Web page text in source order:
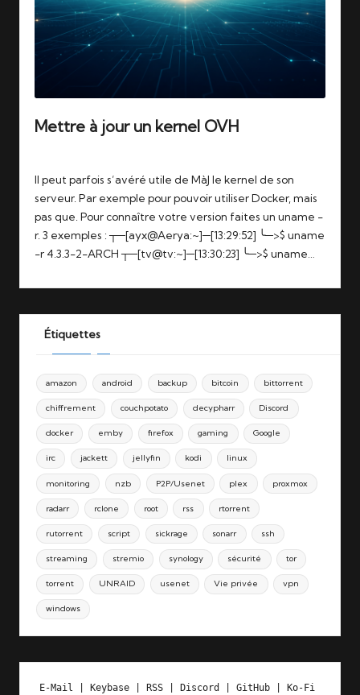
Mettre à jour un kernel OVH
Il peut parfois s’avéré utile de MàJ le kernel de son
serveur. Par exemple pour pouvoir utiliser Docker, mais
pas que. Pour connaître votre version faites un uname -
r. 3 exemples : ┬─[ayx@Aerya:~]─[13:29:52] ╰─>$ uname
-r 4.3.3-2-ARCH ┬─[tv@tv:~]─[13:30:23] ╰─>$ uname…
Étiquettes
amazon android backup bitcoin bittorrent
chiffrement couchpotato decypharr Discord
docker emby firefox gaming Google
irc jackett jellyfin kodi linux
monitoring nzb P2P/Usenet plex proxmox
radarr rclone root rss rtorrent
rutorrent script sickrage sonarr ssh
streaming stremio synology sécurité tor
torrent UNRAID usenet Vie privée vpn
windows
E-Mail Keybase | RSS | Discord GitHub | Ko-Fi